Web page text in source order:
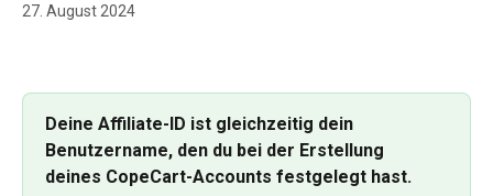
27. August 2024
Deine Affiliate-ID ist gleichzeitig dein
Benutzername, den du bei der Erstellung
deines CopeCart-Accounts festgelegt hast.